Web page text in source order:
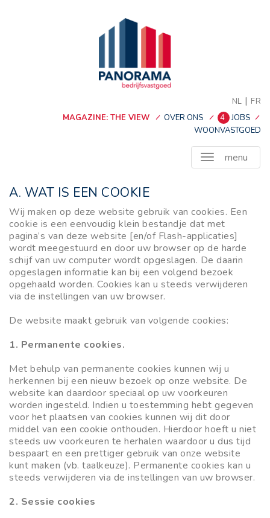
NL | FR
MAGAZINE: THE VIEW
OVER ONS 4 JOBS
WOONVASTGOED
menu
A. WAT IS EEN COOKIE
Wij maken op deze website gebruik van cookies. Een
cookie is een eenvoudig klein bestandje dat met
pagina’s van deze website [en/of Flash-applicaties]
wordt meegestuurd en door uw browser op de harde
schijf van uw computer wordt opgeslagen. De daarin
opgeslagen informatie kan bij een volgend bezoek
opgehaald worden. Cookies kan u steeds verwijderen
via de instellingen van uw browser.
De website maakt gebruik van volgende cookies:
1. Permanente cookies.
Met behulp van permanente cookies kunnen wij u
herkennen bij een nieuw bezoek op onze website. De
website kan daardoor speciaal op uw voorkeuren
worden ingesteld. Indien u toestemming hebt gegeven
voor het plaatsen van cookies kunnen wij dit door
middel van een cookie onthouden. Hierdoor hoeft u niet
steeds uw voorkeuren te herhalen waardoor u dus tijd
bespaart en een prettiger gebruik van onze website
kunt maken (vb. taalkeuze). Permanente cookies kan u
steeds verwijderen via de instellingen van uw browser.
2. Sessie cookies